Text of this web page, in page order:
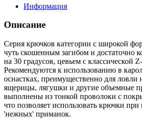
Информация
Описание
Серия крючков категории с широкой
чуть скошенным загибом и достаточно
на 30 градусов, цевьем с классической
Рекомендуются к использованию в
оснастках, преимущественно для ловли
ящерицы, лягушки и другие объемные
выполнены из тонкой проволоки с
что позволяет использовать крючки
'нежных' приманок.